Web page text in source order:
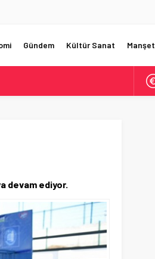
Gündem Kültür Sanat Manşet
devam ediyor.